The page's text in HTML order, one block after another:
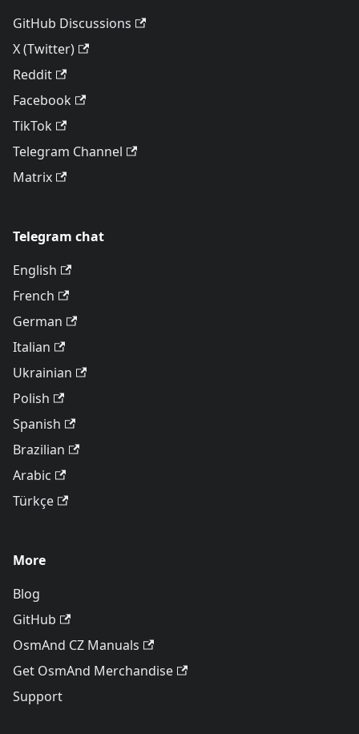
GitHub Discussions
X (Twitter)
Reddit
Facebook
TikTok
Telegram Channel
Matrix
Telegram chat
English
French
German
Italian
Ukrainian
Polish
Spanish
Brazilian
Arabic
Türkçe
More
Blog
GitHub
OsmAnd CZ Manuals
Get OsmAnd Merchandise
Support